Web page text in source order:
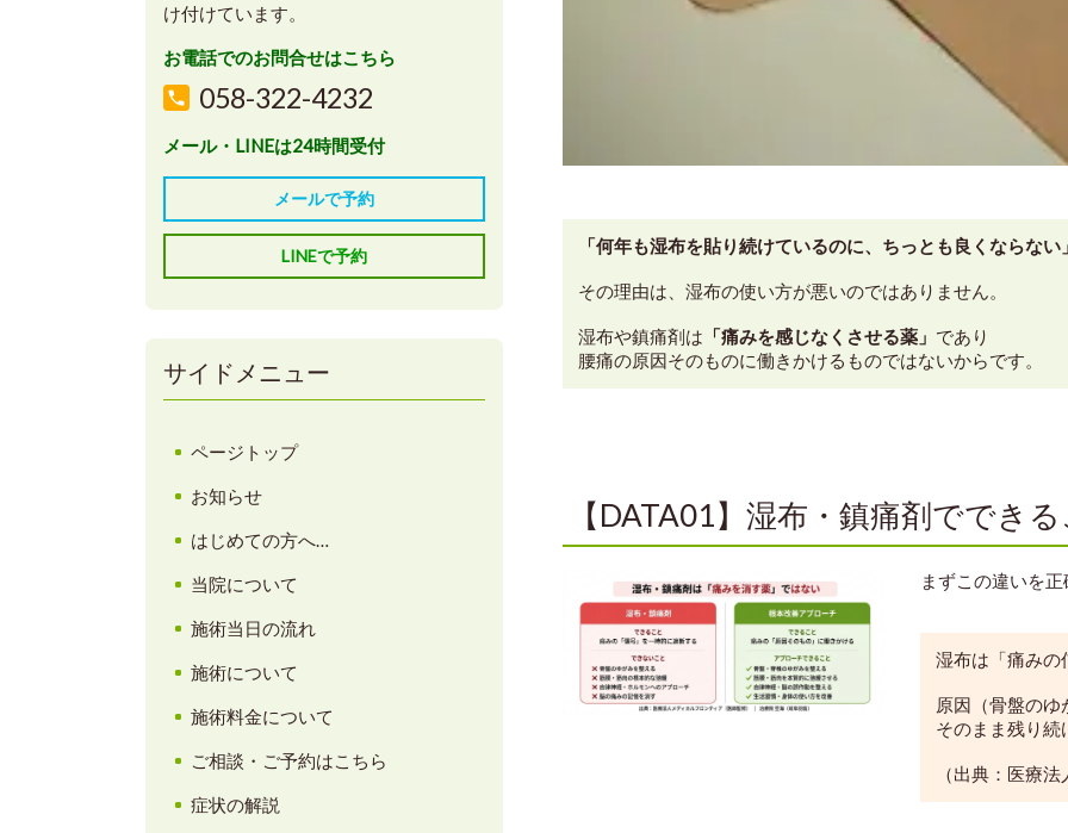
「何年も湿布を貼り続けているのに、ちっとも良くならない
その理由は、湿布の使い方が悪いのではありません。
湿布や鎮痛剤は 「痛みを感じなくさせる薬」 であり
腰痛の原因そのものに働きかけるものではないからです。
【DATA01】湿布・鎮痛剤ででき
まずこの違いを
湿布は「痛みの
原因（骨盤の
そのまま残り続
（出典：医療
け付けています。
お電話でのお問合せはこちら
058-322-4232
メール・LINEは24時間受付
メールで予約
LINEで予約
サイドメニュー
ページトップ
お知らせ
はじめての方へ…
当院について
施術当日の流れ
施術について
施術料金について
ご相談・ご予約はこちら
症状の解説